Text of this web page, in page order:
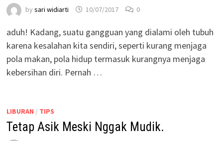
by sari widiarti 10/07/2017 0
aduh! Kadang, suatu gangguan yang dialami oleh tubuh
karena kesalahan kita sendiri, seperti kurang menjaga
pola makan, pola hidup termasuk kurangnya menjaga
kebersihan diri. Pernah …
LIBURAN / TIPS
Tetap Asik Meski Nggak Mudik.